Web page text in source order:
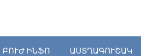
ԲՈՒԺ ԻՆՖՈ ԱՍՏՂԱԳՈՒՇԱԿ